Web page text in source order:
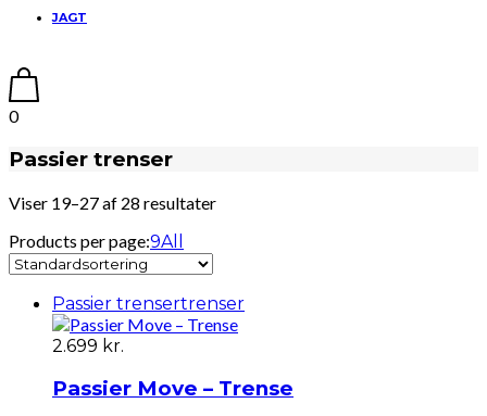
JAGT
0
Passier trenser
Viser 19–27 af 28 resultater
Products per page:9All
Passier trensertrenser
2.699 kr.
Passier Move – Trense